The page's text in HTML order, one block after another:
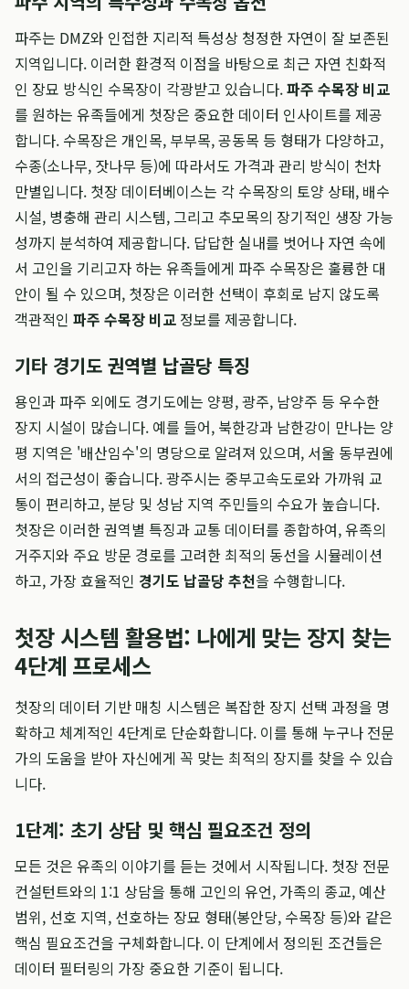
파주는 DMZ와 인접한 지리적 특성상 청정한 자연이 잘 보존된
지역입니다. 이러한 환경적 이점을 바탕으로 최근 자연 친화적
인 장묘 방식인 수목장이 각광받고 있습니다.파주 수목장 비교
를 원하는 유족들에게 첫장은 중요한 데이터 인사이트를 제공
합니다. 수목장은 개인목, 부부목, 공동목 등 형태가 다양하고,
수종(소나무, 잣나무 등)에 따라서도 가격과 관리 방식이 천차
만별입니다. 첫장 데이터베이스는 각 수목장의 토양 상태, 배수
시설, 병충해 관리 시스템, 그리고 추모목의 장기적인 생장 가능
성까지 분석하여 제공합니다. 답답한 실내를 벗어나 자연 속에
서 고인을 기리고자 하는 유족들에게 파주 수목장은 훌륭한 대
안이 될 수 있으며, 첫장은 이러한 선택이 후회로 남지 않도록
객관적인 파주 수목장 비교 정보를 제공합니다.
기타 경기도 권역별 납골당 특징
용인과 파주 외에도 경기도에는 양평, 광주, 남양주 등 우수한
장지 시설이 많습니다. 예를 들어, 북한강과 남한강이 만나는 양
평 지역은 '배산임수'의 명당으로 알려져 있으며, 서울 동부권에
서의 접근성이 좋습니다. 광주시는 중부고속도로와 가까워 교
통이 편리하고, 분당 및 성남 지역 주민들의 수요가 높습니다.
첫장은 이러한 권역별 특징과 교통 데이터를 종합하여, 유족의
거주지와 주요 방문 경로를 고려한 최적의 동선을 시뮬레이션
하고, 가장 효율적인 경기도 납골당 추천을 수행합니다.
첫장 시스템 활용법: 나에게 맞는 장지 찾는
4단계 프로세스
첫장의 데이터 기반 매칭 시스템은 복잡한 장지 선택 과정을 명
확하고 체계적인 4단계로 단순화합니다. 이를 통해 누구나 전문
가의 도움을 받아 자신에게 꼭 맞는 최적의 장지를 찾을 수 있습
니다.
1단계: 초기 상담 및 핵심 필요조건 정의
모든 것은 유족의 이야기를 듣는 것에서 시작됩니다. 첫장 전문
컨설턴트와의 1:1 상담을 통해 고인의 유언, 가족의 종교, 예산
범위, 선호 지역, 선호하는 장묘 형태(봉안당, 수목장 등)와 같은
핵심 필요조건을 구체화합니다. 이 단계에서 정의된 조건들은
데이터 필터링의 가장 중요한 기준이 됩니다.